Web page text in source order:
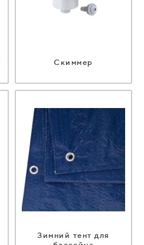
Скиммер
Зимний тент для